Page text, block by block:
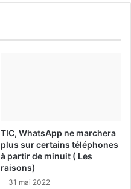
TIC, WhatsApp ne marchera
plus sur certains téléphones
à partir de minuit ( Les
raisons)
31 mai 2022